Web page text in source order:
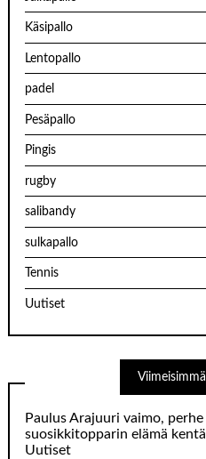
Käsipallo
Lentopallo
padel
Pesäpallo
Pingis
rugby
salibandy
sulkapallo
Tennis
Uutiset
Paulus Arajuuri vaimo,
suosikkitopparin elämä
Uutiset